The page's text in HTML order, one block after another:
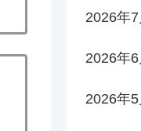
2026年7
2026年6
2026年5